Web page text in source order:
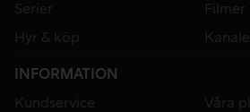
Serier
Filmer
Hyr & köp
INFORMATION
Kundservice
Våra